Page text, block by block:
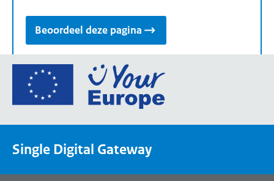
Beoordeel deze pagina
Ga
de
een
Single Digital Gateway